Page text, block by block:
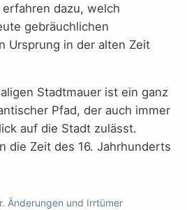
dazu, welch
gebräuchlichen
Ursprung in der alten Zeit
Stadtmauer ist ein ganz
Pfad, der auch immer
auf die Stadt zulässt.
die Zeit des 16. Jahrhunderts
Änderungen und Irrtümer